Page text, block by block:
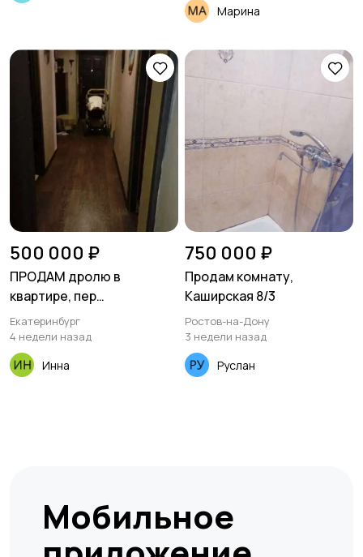
Марина
500 000 ₽
ПРОДАМ дролю в
квартире, пер
Асбестовский 7
Екатеринбург
4 недели назад
Инна
750 000 ₽
Продам комнату,
Каширская 8/3
Ростов-на-Дону
3 недели назад
Руслан
Мобильное